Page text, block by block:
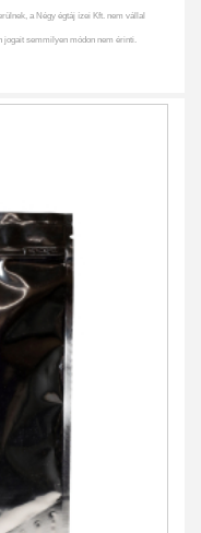
a Négy égtáj ízei Kft. nem vállal
jogait semmilyen módon nem érinti.